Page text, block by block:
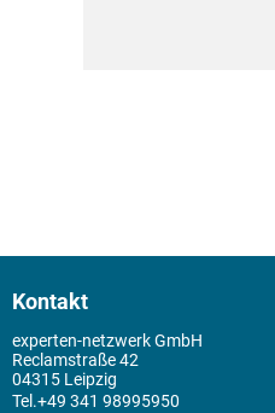
Kontakt
experten-netzwerk GmbH
Reclamstraße 42
04315 Leipzig
+49 341 98995950